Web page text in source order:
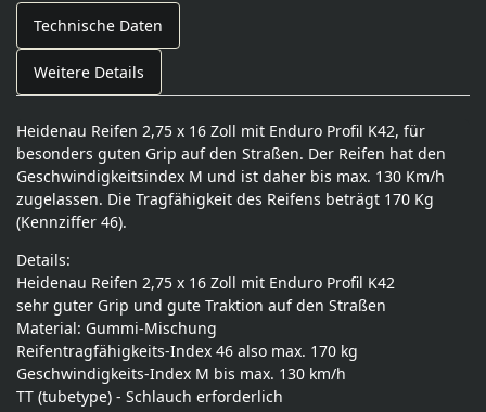
Technische Daten
Weitere Details
Heidenau Reifen 2,75 x 16 Zoll mit Enduro Profil K42, für
besonders guten Grip auf den Straßen. Der Reifen hat den
Geschwindigkeitsindex M und ist daher bis max. 130 Km/h
zugelassen. Die Tragfähigkeit des Reifens beträgt 170 Kg
(Kennziffer 46).
Details:
Heidenau Reifen 2,75 x 16 Zoll mit Enduro Profil K42
sehr guter Grip und gute Traktion auf den Straßen
Material: Gummi-Mischung
Reifentragfähigkeits-Index 46 also max. 170 kg
Geschwindigkeits-Index M bis max. 130 km/h
TT (tubetype) - Schlauch erforderlich